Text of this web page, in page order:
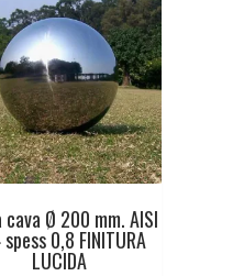
Ø 200 mm. AISI
0,8 FINITURA
LUCIDA